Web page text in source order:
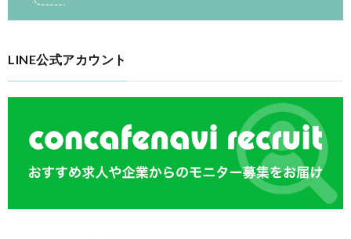
LINE公式アカウント